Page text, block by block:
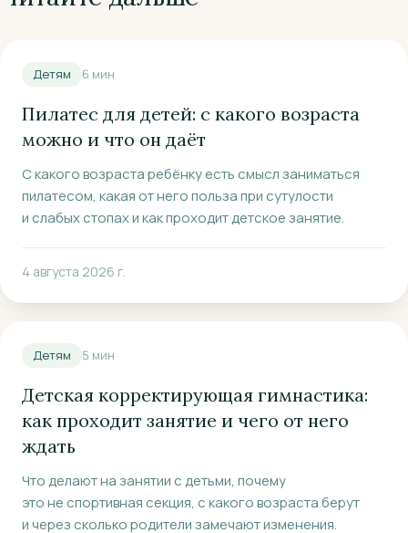
Детям 6 мин
Пилатес для детей: с какого возраста
можно и что он даёт
С какого возраста ребёнку есть смысл заниматься
пилатесом, какая от него польза при сутулости
и слабых стопах и как проходит детское занятие.
4 августа 2026 г.
Детям 5 мин
Детская корректирующая гимнастика:
как проходит занятие и чего от него
ждать
Что делают на занятии с детьми, почему
это не спортивная секция, с какого возраста берут
и через сколько родители замечают изменения.